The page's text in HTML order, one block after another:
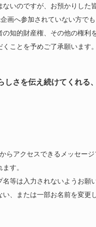
いのですが、お預かりした
画へ参加されていない方で
知的財産権、その他の権
ことを予めご了承願います。
さを伝え続けてくれる
らアクセスできるメッセー
す。
等は入力されないようお願
、または一部お名前を変更